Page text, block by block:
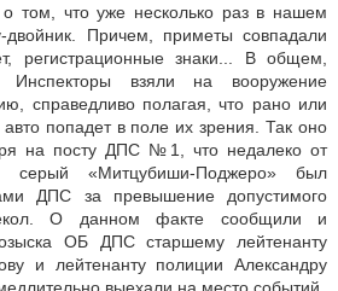
том, что уже несколько раз в нашем
Причем, приметы совпадали
регистрационные знаки... В общем,
Инспекторы взяли на вооружение
справедливо полагая, что рано или
попадет в поле их зрения. Так оно
на посту ДПС №1, что недалеко от
серый «Митцубиши-Поджеро» был
ДПС за превышение допустимого
О данном факте сообщили и
ОБ ДПС старшему лейтенанту
и лейтенанту полиции Александру
выехали на место событий.